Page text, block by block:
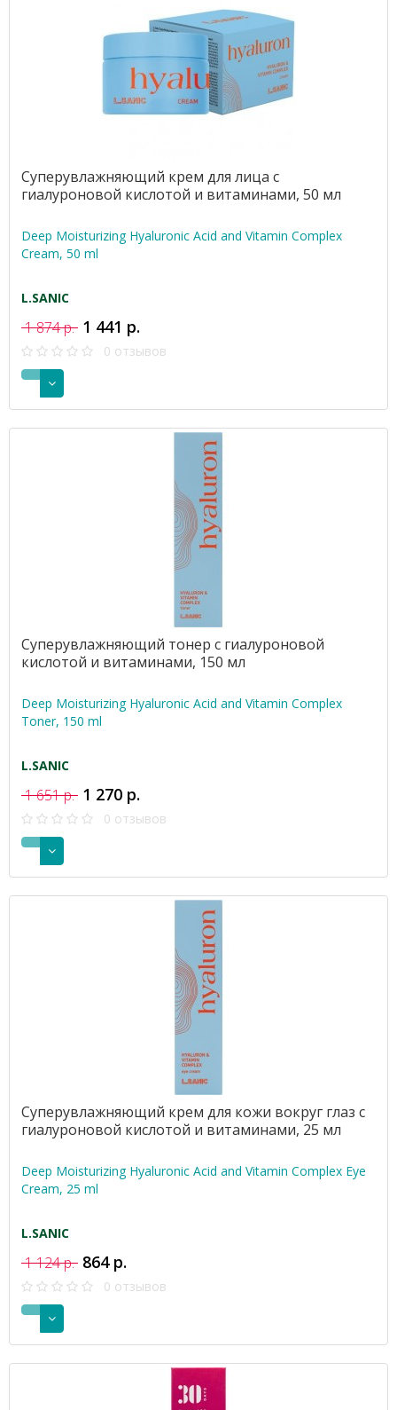
Суперувлажняющий крем для лица с
гиалуроновой кислотой и витаминами, 50 мл
Deep Moisturizing Hyaluronic Acid and Vitamin Complex
Cream, 50 ml
L.SANIC
1 874 р. 1 441 р.
0 отзывов
Суперувлажняющий тонер с гиалуроновой
кислотой и витаминами, 150 мл
Deep Moisturizing Hyaluronic Acid and Vitamin Complex
Toner, 150 ml
L.SANIC
1 651 р. 1 270 р.
0 отзывов
Суперувлажняющий крем для кожи вокруг глаз с
гиалуроновой кислотой и витаминами, 25 мл
Deep Moisturizing Hyaluronic Acid and Vitamin Complex Eye
Cream, 25 ml
L.SANIC
1 124 р. 864 р.
0 отзывов